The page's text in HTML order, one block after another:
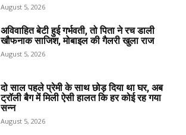
August 5, 2026
अविवाहित बेटी हुई गर्भवती, तो पिता ने रच डाली
खौफनाक साजिश, मोबाइल की गैलरी खुला राज
August 5, 2026
दो साल पहले प्रेमी के साथ छोड़ दिया था घर, अब
ट्रॉली बैग में मिली ऐसी हालत कि हर कोई रह गया
सन्न
August 5, 2026